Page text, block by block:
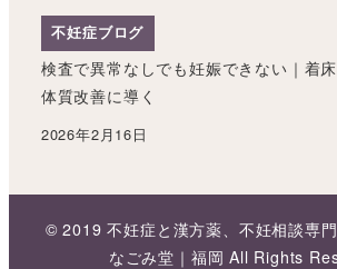
不妊症ブログ
検査で異常なしでも妊娠できない｜着
体質改善に導く
2026年2月16日
© 2019 不妊症と漢方薬、不妊相談専
なごみ堂｜福岡 All Rights